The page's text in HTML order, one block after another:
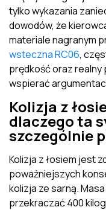
tylko wykazania
dowodów, że
materiale nagranym
wsteczna RC06,
prędkość oraz realny
wspierać
Kolizja z
dlaczego ta
szczególnie
Kolizja z łosiem jest
poważniejszych
kolizja ze sarną.
przekraczać 400